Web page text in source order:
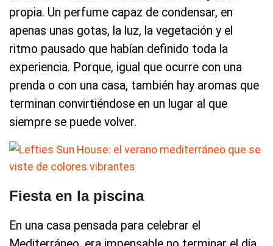
propia. Un perfume capaz de condensar, en
apenas unas gotas, la luz, la vegetación y el
ritmo pausado que habían definido toda la
experiencia. Porque, igual que ocurre con una
prenda o con una casa, también hay aromas que
terminan convirtiéndose en un lugar al que
siempre se puede volver.
Fiesta en la piscina
En una casa pensada para celebrar el